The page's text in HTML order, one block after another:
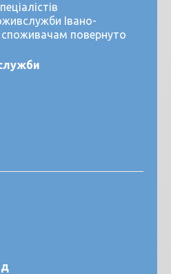
Івано-
повернуто